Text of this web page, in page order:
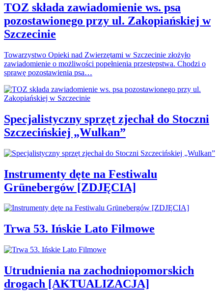
TOZ składa zawiadomienie ws. psa
pozostawionego przy ul. Zakopiańskiej w
Szczecinie
Towarzystwo Opieki nad Zwierzętami w Szczecinie złożyło
zawiadomienie o możliwości popełnienia przestępstwa. Chodzi o
sprawę pozostawienia psa…
Specjalistyczny sprzęt zjechał do Stoczni
Szczecińskiej „Wulkan”
Instrumenty dęte na Festiwalu
Grünebergów [ZDJĘCIA]
Trwa 53. Ińskie Lato Filmowe
Utrudnienia na zachodniopomorskich
drogach [AKTUALIZACJA]